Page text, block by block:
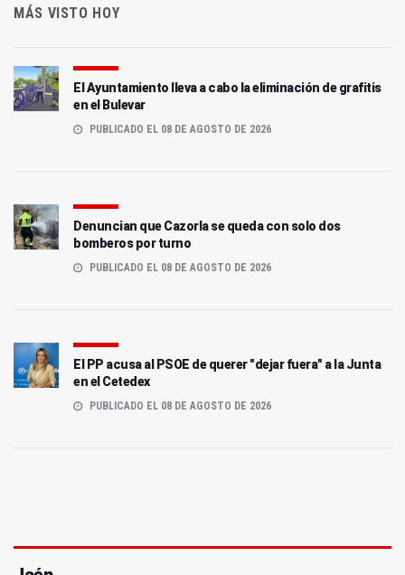
MÁS VISTO HOY
El Ayuntamiento lleva a cabo la eliminación de grafitis
en el Bulevar
PUBLICADO EL 08 DE AGOSTO DE 2026
Denuncian que Cazorla se queda con solo dos
bomberos por turno
PUBLICADO EL 08 DE AGOSTO DE 2026
El PP acusa al PSOE de querer "dejar fuera" a la Junta
en el Cetedex
PUBLICADO EL 08 DE AGOSTO DE 2026